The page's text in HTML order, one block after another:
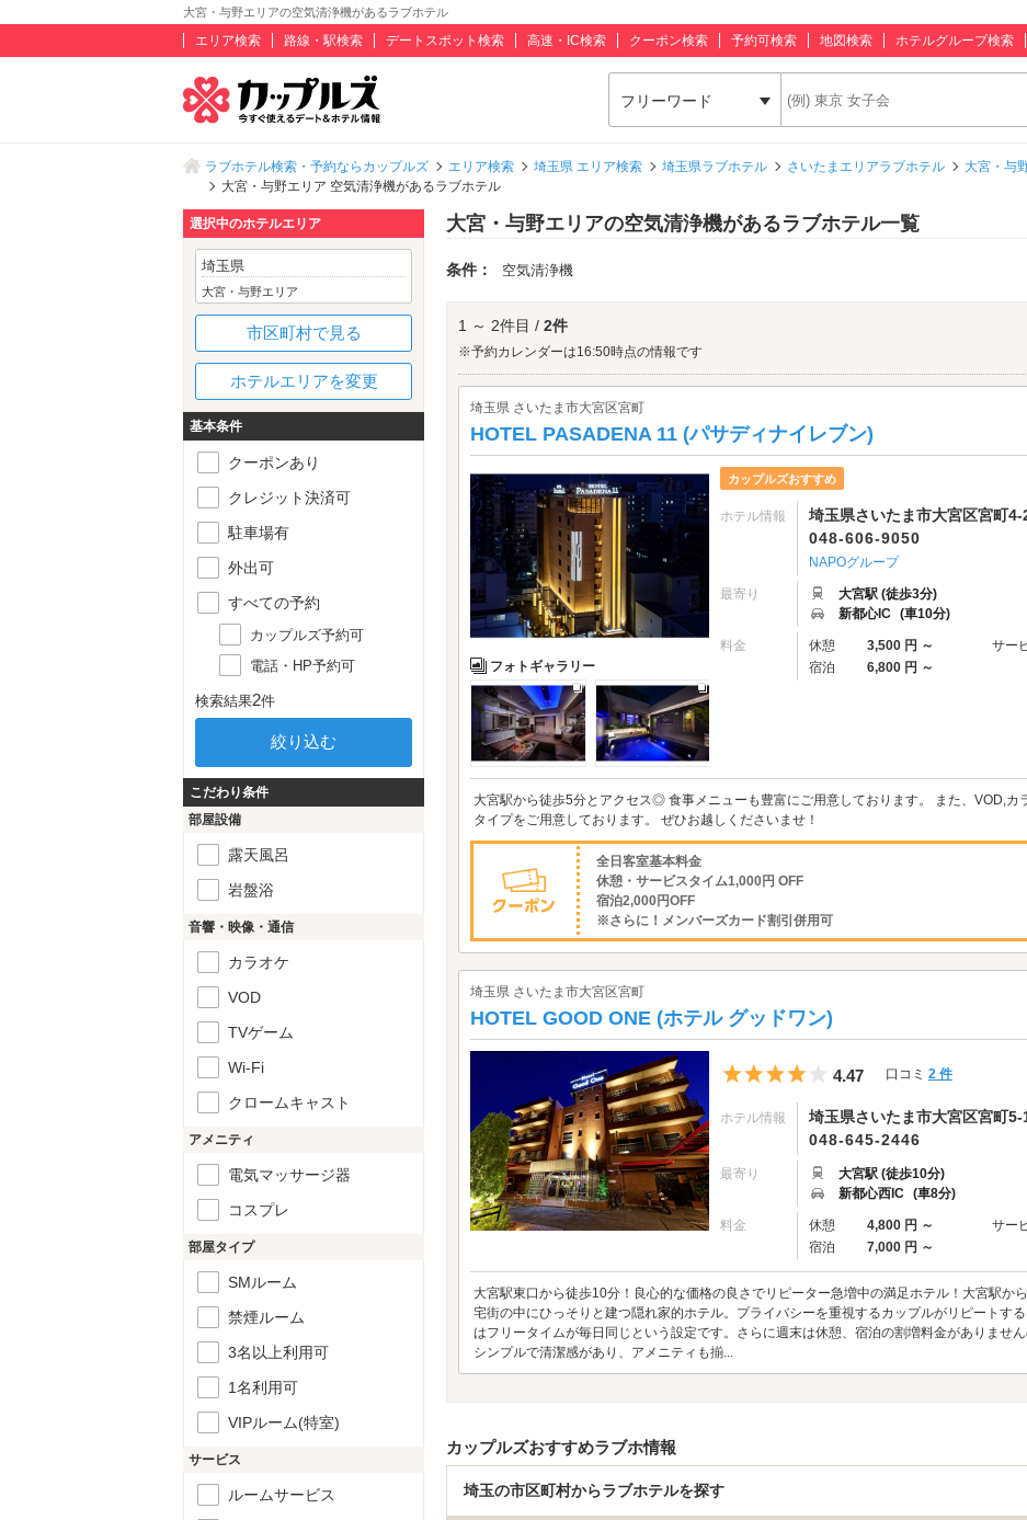
大宮・与野エリアの空気清浄機があるラブホテル
エリア検索 路線・駅検索 デートスポット検索 高速・IC検索 クーポン検索 予約可検索 地図検索 ホテルグループ検索
フリーワード
ラブホテル検索・予約ならカップルズ エリア検索 埼玉県 エリア検索 埼玉県ラブホテル さいたまエリアラブホテル
大宮・与
大宮・与野エリア 空気清浄機があるラブホテル
大宮・与野エリアの空気清浄機があるラブホテル一覧
条件： 空気清浄機
1 ～ 2件目 / 2件
※予約カレンダーは16:50時点の情報です
埼玉県 さいたま市大宮区宮町
HOTEL PASADENA 11 (パサディナイレブン)
フォトギャラリー
カップルズおすすめ
ホテル情報
埼玉県さいたま市大宮区宮町4-
048-606-9050
NAPOグループ
最寄り
大宮駅 (徒歩3分)
新都心IC (車10分)
料金 休憩 3,500 円 ～ サー
宿泊
6,800 円 ～
大宮駅から徒歩5分とアクセス◎ 食事メニューも豊富にご用意しております。 また、VOD,カ
タイプをご用意しております。 ぜひお越しくださいませ！
全日客室基本料金
休憩・サービスタイム1,000円 OFF
宿泊2,000円OFF
※さらに！メンバーズカード割引併用可
埼玉県 さいたま市大宮区宮町
HOTEL GOOD ONE (ホテル グッドワン)
5つ星のうち4
4.47 口コミ 2 件
ホテル情報
埼玉県さいたま市大宮区宮町5-
048-645-2446
最寄り
大宮駅 (徒歩10分)
新都心西IC (車8分)
料金 休憩 4,800 円 ～ サー
宿泊
7,000 円 ～
大宮駅東口から徒歩10分！良心的な価格の良さでリピーター急増中の満足ホテル！大宮駅か
宅街の中にひっそりと建つ隠れ家的ホテル。プライバシーを重視するカップルがリピートす
はフリータイムが毎日同じという設定です。さらに週末は休憩、宿泊の割増料金がありませ
シンプルで清潔感があり、アメニティも揃...
カップルズおすすめラブホ情報
埼玉の市区町村からラブホテルを探す
選択中のホテルエリア
埼玉県
大宮・与野エリア
市区町村で見る
ホテルエリアを変更
基本条件
クーポンあり
クレジット決済可
駐車場有
外出可
すべての予約
カップルズ予約可
電話・HP予約可
検索結果2件
こだわり条件
部屋設備
露天風呂
岩盤浴
音響・映像・通信
カラオケ
VOD
TVゲーム
Wi-Fi
クロームキャスト
アメニティ
電気マッサージ器
コスプレ
部屋タイプ
SMルーム
禁煙ルーム
3名以上利用可
1名利用可
VIPルーム(特室)
サービス
ルームサービス